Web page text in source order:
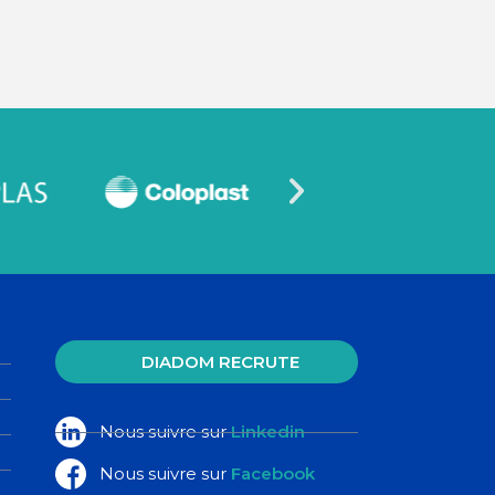
DIADOM RECRUTE
Nous suivre surLinkedin
Nous suivre sur Facebook